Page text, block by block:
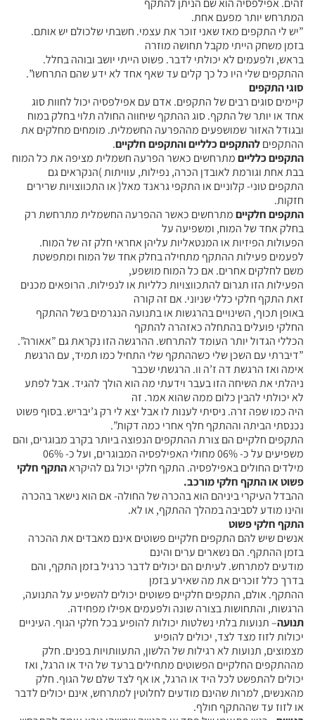
זהים. אפילפסיה הוא שם הניתן להתקף
המתרחש יותר מפעם אחת.
”יש לי התקפים מאז שאני זוכר את עצמי. חשבתי שלכולם יש אותם.
בזמן משחק הייתי מקבל תחושה מוזרה
בראש, ולפעמים לא יכולתי לדבר. פשוט הייתי יושב ובוהה בחלל.
ההתקפים שלי היו כל כך קלים עד שאף אחד לא ידע שהם התרחשו”.
סוגי התקפים
קיימים סוגים רבים של התקפים. אדם עם אפילפסיה יכול לחוות סוג
אחד או יותר של התקף. סוג ההתקף שיחווה החולה תלוי בחלק במוח
ובגודל האזור שמושפעים מההפרעה החשמלית. מומחים מחלקים את
ההתקפיםלהתקפים כלליים והתקפים חלקיים.
התקפים כללייםמתרחשים כאשר הפרעה חשמלית מציפה את כל המוח
בבת אחת וגורמת לאובדן הכרה, נפילות, עוויתות )הנקראים גם
התקפים טוני- קלוניים או התקפי גראנד מאל( או התכווצויות שרירים
חזקות.
התקפים חלקייםמתרחשים כאשר ההפרעה החשמלית מתרחשת רק
בחלק אחד של המוח, ומשפיעה על
הפעולות הפיזיות או המנטאליות עליהן אחראי חלק זה של המוח.
לפעמים פעילות ההתקף מתחילה בחלק אחד של המוח ומתפשטת
משם לחלקים אחרים. אם כל המוח מושפע,
הפעילות הזו תגרום להתכווצויות כלליות או לנפילות. הרופאים מכנים
זאת התקף חלקי כללי שניוני. אם זה קורה
באופן תכוף, השינויים בהרגשות או בתנועה הנגרמים בשל ההתקף
החלקי פועלים בהתחלה כאזהרה להתקף
הכללי הגדול יותר העומד להתרחש. ההרגשה הזו נקראת גם ”אאורה”.
”דיברתי עם השכן שלי כשההתקף שלי התחיל כמו תמיד, עם הרגשת
אימה ואז הרגשת דה ז’ה וו. הרגשתי שכבר
ניהלתי את השיחה הזו בעבר וידעתי מה הוא הולך להגיד. אבל לפתע
לא יכולתי להבין כלום ממה שהוא אמר. זה
היה כמו שפה זרה. ניסיתי לענות לו אבל יצא לי רק ג’יבריש. בסוף פשוט
נכנסתי הביתה וההתקף חלף אחרי כמה דקות”.
התקפים חלקיים הם צורת ההתקפים הנפוצה ביותר בקרב מבוגרים, והם
משפיעים על כ- 06% מחולי האפילפסיה המבוגרים, ועל כ- 06%
מילדים החולים באפילפסיה. התקף חלקי יכול גם להיקראהתקף חלקי
פשוט או התקף חלקי מורכב.
ההבדל העיקרי ביניהם הוא בהכרה של החולה- אם הוא נישאר בהכרה
והינו מודע לסביבה במהלך ההתקף, או לא.
התקף חלקי פשוט
אנשים שיש להם התקפים חלקיים פשוטים אינם מאבדים את ההכרה
בזמן ההתקף. הם נשארים ערים והינם
מודעים למתרחש. לעיתים הם יכולים לדבר כרגיל בזמן התקף, והם
בדרך כלל זוכרים את מה שאירע בזמן
ההתקף. אולם, התקפים חלקיים פשוטים יכולים להשפיע על התנועה,
הרגשות, והתחושות בצורה שונה ולפעמים אפילו מפחידה.
תנועה– תנועות בלתי נשלטות יכולות להופיע בכל חלקי הגוף. העיניים
יכולות לזוז מצד לצד, יכולים להופיע
מצמוצים, תנועות לא רגילות של הלשון, התעוותויות בפנים. חלק
מההתקפים החלקיים הפשוטים מתחילים ברעד של היד או הרגל, ואז
יכולים להתפשט לכל היד או הרגל, או אף לצד שלם של הגוף. חלק
מהאנשים, למרות שהינם מודעים לחלוטין למתרחש, אינם יכולים לדבר
או לזוז עד שההתקף חולף.